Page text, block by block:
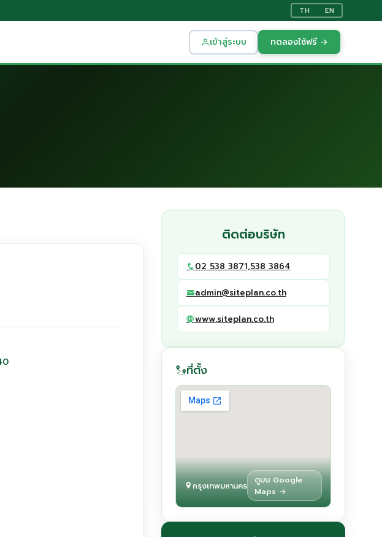
TH EN
เข้าสู่ระบบ ทดลองใช้ฟรี →
ติดต่อบริษัท
02 538 3871,538 3864
admin@siteplan.co.th
www.siteplan.co.th
ที่ตั้ง
กรุงเทพมหานคร
ดูบน Google
Maps →